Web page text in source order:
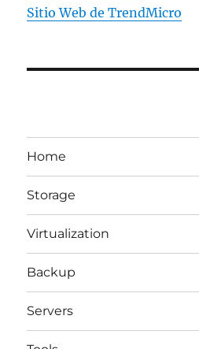
Sitio Web de TrendMicro
Home
Storage
Virtualization
Backup
Servers